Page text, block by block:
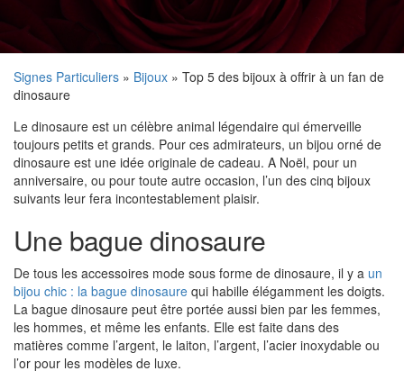
Signes Particuliers » Bijoux » Top 5 des bijoux à offrir à un fan de
dinosaure
Le dinosaure est un célèbre animal légendaire qui émerveille
toujours petits et grands. Pour ces admirateurs, un bijou orné de
dinosaure est une idée originale de cadeau. A Noël, pour un
anniversaire, ou pour toute autre occasion, l’un des cinq bijoux
suivants leur fera incontestablement plaisir.
Une bague dinosaure
De tous les accessoires mode sous forme de dinosaure, il y a un
bijou chic : la bague dinosaure qui habille élégamment les doigts.
La bague dinosaure peut être portée aussi bien par les femmes,
les hommes, et même les enfants. Elle est faite dans des
matières comme l’argent, le laiton, l’argent, l’acier inoxydable ou
l’or pour les modèles de luxe.